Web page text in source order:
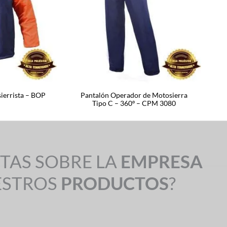
– BOP
Pantalón Operador de Motosierra
Tipo C – 360º – CPM 3080
SOBRE LA EMPRESA
PRODUCTOS?